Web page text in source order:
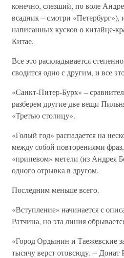
конечно, слезший, по воле
всадник – смотри
написанных кусков о китайце-
Китае.
Все это раскладывается
сводится одно с другим, и все
«Санкт-Питер-Бурх» –
разберем другие две вещи
«Третью столицу».
«Голый год» распадается на
между собой повторениями
«припевом» метели (из Андрея
одного отрывка в другом.
Последним меньше всего.
«Вступление» начинается с
Ратчина, но эта линия
«Город Ордынин и Таежевские
тысячу верст отовсюду. –